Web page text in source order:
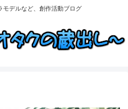
モデルなど、創作活動ブログ